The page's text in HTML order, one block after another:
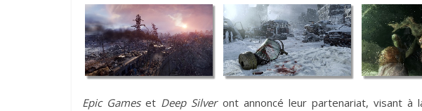
Epic Gameset Deep Silveront annoncé leur partenariat, visant à